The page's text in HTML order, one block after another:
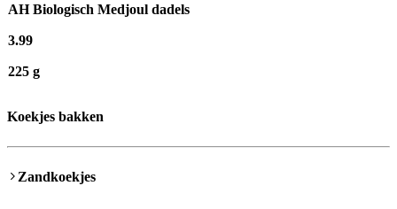
AH Biologisch Medjoul dadels
3.99
225 g
Koekjes bakken
Zandkoekjes